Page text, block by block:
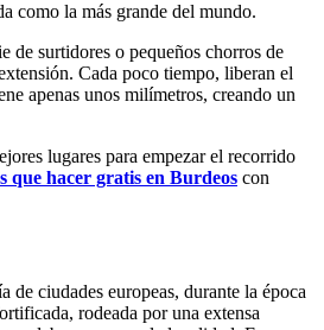
como la más grande del mundo.
de surtidores o pequeños chorros de
Cada poco tiempo, liberan el
apenas unos milímetros, creando un
lugares para empezar el recorrido
que hacer gratis en Burdeos con
de ciudades europeas, durante la época
rodeada por una extensa